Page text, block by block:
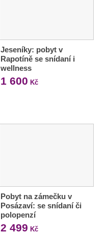
Jeseníky: pobyt v
Rapotíně se snídaní i
wellness
1 600 Kč
Pobyt na zámečku v
Posázaví: se snídaní či
polopenzí
2 499 Kč